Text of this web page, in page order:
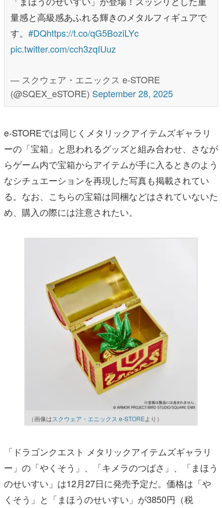
量感と高級感あふれる輝きのメタルフィギュアで
す。 #DQhttps://t.co/qG5BoziLYc
pic.twitter.com/cch3zqIUuz
— スクウェア・エニックス e-STORE
(@SQEX_eSTORE) September 28, 2025
e-STOREでは同じくメタリックアイテムズギャラリ
ーの「宝箱」と思われるグッズと組み合わせ、さなが
らゲーム内で宝箱からアイテムが手に入るときのよう
なシチュエーションを再現した写真も掲載されてい
る。なお、こちらの宝箱は同梱などはされていないた
め、購入の際には注意されたい。
（画像はスクウェア・エニックス e-STOREより）
「ドラゴンクエスト メタリックアイテムズギャラリ
ー」の「やくそう」、「キメラのつばさ」、「まほう
のせいすい」は12月27日に発売予定だ。価格は「や
くそう」と「まほうのせいすい」が3850円（税